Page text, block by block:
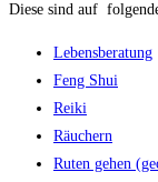
Diese sind auf
Lebensberatung
Feng Shui
Reiki
Räuchern
Ruten gehen